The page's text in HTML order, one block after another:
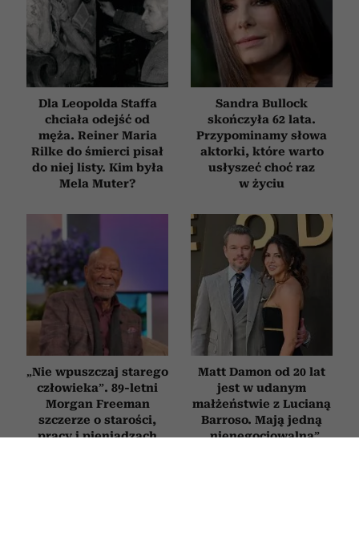
Dla Leopolda Staffa
chciała odejść od
męża. Reiner Maria
Rilke do śmierci pisał
do niej listy. Kim była
Mela Muter?
Sandra Bullock
skończyła 62 lata.
Przypominamy słowa
aktorki, które warto
usłyszeć choć raz
w życiu
„Nie wpuszczaj starego
człowieka”. 89-letni
Morgan Freeman
szczerze o starości,
pracy i pieniądzach
Matt Damon od 20 lat
jest w udanym
małżeństwie z Lucianą
Barroso. Mają jedną
„nienegocjowalną”